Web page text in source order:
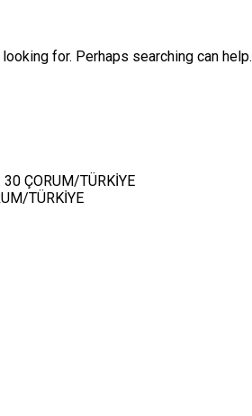
for. Perhaps searching can help.
ÇORUM/TÜRKİYE
TÜRKİYE